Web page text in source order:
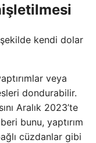
kendi dolar
veya
dondurabilir.
Aralık 2023’te
bunu, yaptırım
cüzdanlar gibi